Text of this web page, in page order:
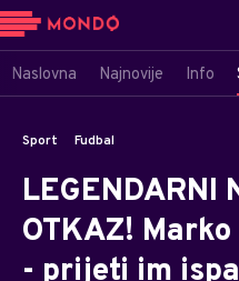
Naslovna Najnovije Info
Sport Fudbal
LEGENDARNI
OTKAZ!
- prijeti im